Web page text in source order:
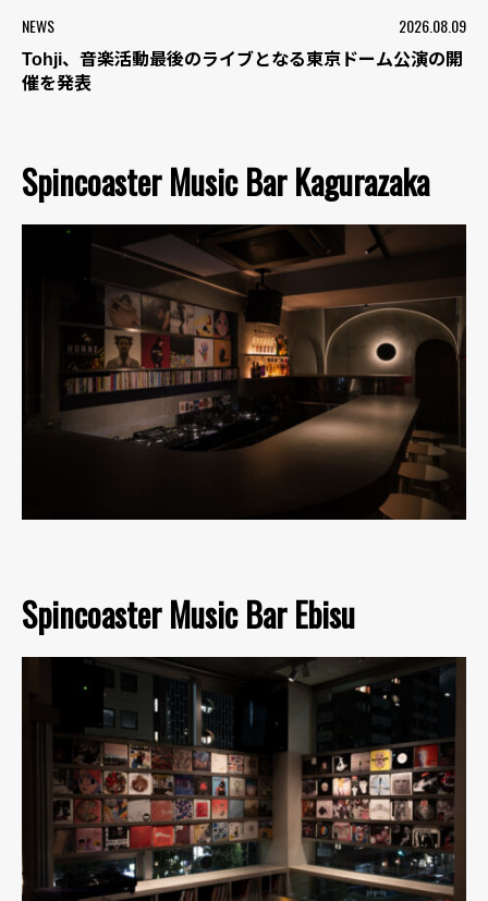
NEWS 2026.08.09
Tohji、音楽活動最後のライブとなる東京ドーム公演の開
催を発表
Spincoaster Music Bar Kagurazaka
Spincoaster Music Bar Ebisu